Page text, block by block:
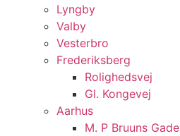
Lyngby
Valby
Vesterbro
Frederiksberg
Rolighedsvej
Gl. Kongevej
Aarhus
M. P Bruuns Gade